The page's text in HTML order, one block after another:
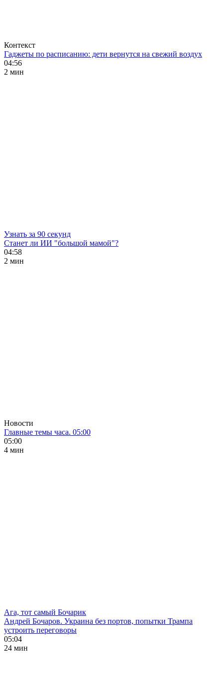
Контекст
Гаджеты по расписанию: дети вернутся на свежий воздух
04:56
2 мин
Узнать за 90 секунд
Станет ли ИИ "большой мамой"?
04:58
2 мин
Новости
Главные темы часа. 05:00
05:00
4 мин
Ага, тот самый Бочарик
Андрей Бочаров. Украина без портов, попытки Трампа
устроить переговоры
05:04
24 мин